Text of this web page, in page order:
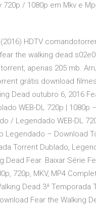
/ 1080p em Mkv e
HDTV
the walking dead
apenas 205 mb.
grátis download
Dead outubro 6, 2016
WEB-DL 720p | 1080p
/ Legendado WEB-DL
Legendado – Download
Torrent Dublado,
Dead Fear. Baixar Série
720p, MKV, MP4
Dead 3ª Temporada
Fear the Walking